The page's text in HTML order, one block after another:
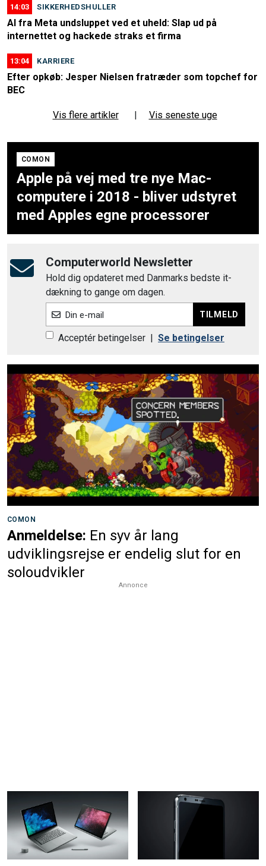
14:03 SIKKERHEDSHULLER
AI fra Meta undsluppet ved et uheld: Slap ud på
internettet og hackede straks et firma
13:04 KARRIERE
Efter opkøb: Jesper Nielsen fratræder som topchef for
BEC
Vis flere artikler Vis seneste uge
COMON
Apple på vej med tre nye Mac-
computere i 2018 - bliver udstyret
med Apples egne processorer
Computerworld Newsletter
Hold dig opdateret med Danmarks bedste it-
dækning to gange om dagen.
Din e-mail TILMELD
Acceptér betingelser Se betingelser
COMON
Anmeldelse: En syv år lang
udviklingsrejse er endelig slut for en
soloudvikler
Annonce